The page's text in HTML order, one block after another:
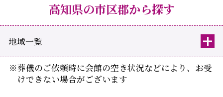
高知県の市区郡から探す
地域一覧
※葬儀のご依頼時に会館の空き状況などにより、お受
けできない場合がございます